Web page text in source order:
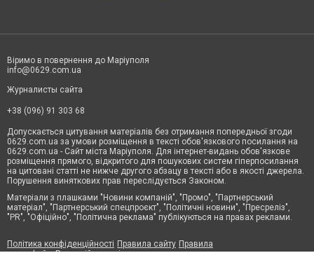
Віримо в повернення до Маріуполя
info@0629.com.ua
Журналисты сайта
+38 (096) 91 303 68
Допускається цитування матеріалів без отримання попередньої згоди
0629.com.ua за умови розміщення в тексті обов'язкового посилання на
0629.com.ua - Сайт міста Маріуполя. Для інтернет-видань обов'язкове
розміщення прямого, відкритого для пошукових систем гіперпосилання
на цитовані статті не нижче другого абзацу в тексті або в якості джерела.
Порушення виняткових прав переслідується Законом.
Матеріали з плашками "Новини компаній", "Промо", "Партнерський
матеріал", "Партнерський спецпроєкт", "Політичні новини", "Пресреліз",
"PR", "Офіційно", "Політична реклама" публікуються на правах реклами.
Політика конфіденційності Правила сайту Правила
класифайд Редакційна політика